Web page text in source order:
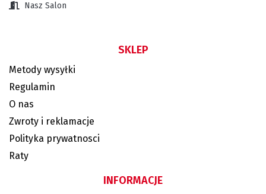
Nasz Salon
SKLEP
Metody wysyłki
Regulamin
O nas
Zwroty i reklamacje
Polityka prywatnosci
Raty
INFORMACJE